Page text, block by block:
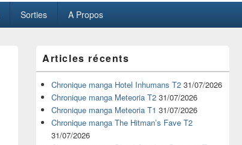
Sorties A Propos
principale
de
widget
pour
barre
latérale
Articles récents
Chronique manga Hotel Inhumans T2 31/07/2026
Chronique manga Meteoria T2 31/07/2026
Chronique manga Meteoria T1 31/07/2026
Chronique manga The Hitman’s Fave T2
31/07/2026